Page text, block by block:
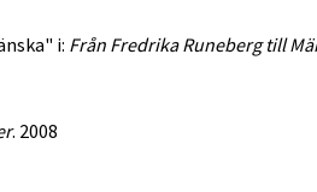
i: Från Fredrika Runeberg till
. 2008